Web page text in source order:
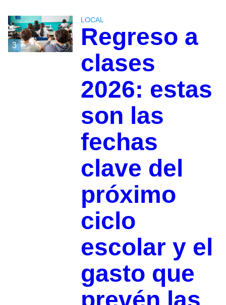
3
LOCAL
Regreso a
clases
2026: estas
son las
fechas
clave del
próximo
ciclo
escolar y el
gasto que
prevén las